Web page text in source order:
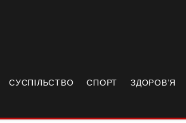
СУСПІЛЬСТВО СПОРТ ЗДОРОВ’Я